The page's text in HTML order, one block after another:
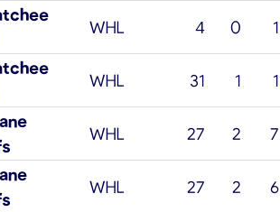
WHL 4 0
1
WHL 31 1
1
WHL 27 2
7
WHL 27 2
6